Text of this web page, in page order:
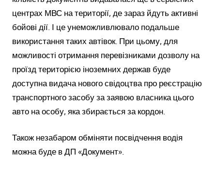
центрах МВС на території, де зараз йдуть активні
бойові дії. І це унеможливлювало подальше
використання таких автівок. При цьому, для
можливості отримання перевізниками дозволу на
проїзд територією іноземних держав буде
доступна видача нового свідоцтва про реєстрацію
транспортного засобу за заявою власника цього
авто на особу, яка збирається за кордон.
Також незабаром обміняти посвідчення водія
можна буде в ДП «Документ».